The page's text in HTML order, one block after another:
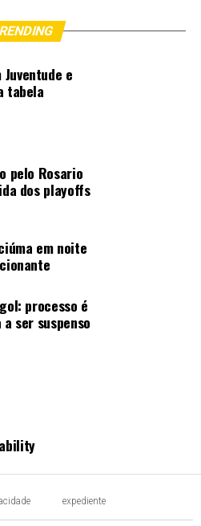
o delegado.
EVITAR
MT
para Prefeitura de Cuiabá
e Pronto-socorro
de novos
e
tabela
pelo Rosario
dos playoffs
em noite
processo é
ser suspenso
expediente